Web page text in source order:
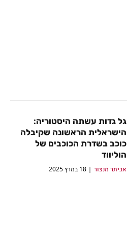
גל גדות עשתה היסטוריה:
הישראלית הראשונה שקיבלה
כוכב בשדרת הכוכבים של
הוליווד
אביתר מנצור 18 במרץ 2025